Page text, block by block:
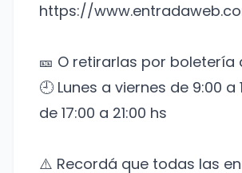
https://
🎫 O retirarlas por boletería
🕘 Lunes a viernes de 9:00 a
de 17:00 a 21:00 hs
⚠️ Recordá que todas las